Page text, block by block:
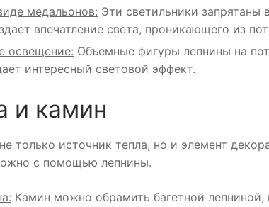
медальонов: Эти светильники запрятаны
впечатление света, проникающего из
освещение: Объемные фигуры лепнины на
интересный световой эффект.
и камин
только источник тепла, но и элемент
с помощью лепнины.
Камин можно обрамить багетной